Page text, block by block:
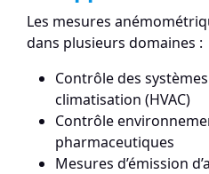
Les mesures
dans plusieurs domaines :
Contrôle des
climatisation (HVAC)
Contrôle
pharmaceutiques
Mesures d’émission